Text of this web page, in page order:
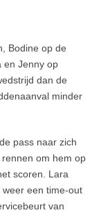
Bodine op de
en Jenny op
dan de
minder
pass naar zich
om hem op
scoren. Lara
een time-out
van